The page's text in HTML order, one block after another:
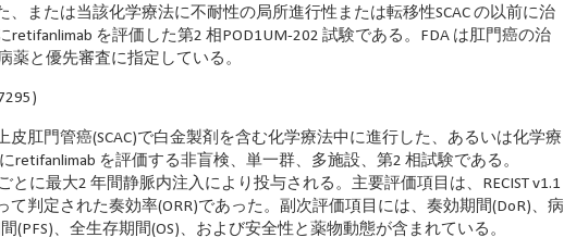
または当該化学療法に不耐性の局所進行性または転移性SCAC の以前に治
を評価した第2 相POD1UM-202 試験である。FDA は肛門癌の治
薬と優先審査に指定している。
皮肛門管癌(SCAC)で白金製剤を含む化学療法中に進行した、あるいは化学療
retifanlimab を評価する非盲検、単一群、多施設、第2 相試験である。
とに最大2 年間静脈内注入により投与される。主要評価項目は、RECIST v1.1
て判定された奏効率(ORR)であった。副次評価項目には、奏効期間(DoR)、病
(PFS)、全生存期間(OS)、および安全性と薬物動態が含まれている。